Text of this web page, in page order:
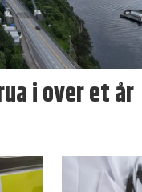
i over et år